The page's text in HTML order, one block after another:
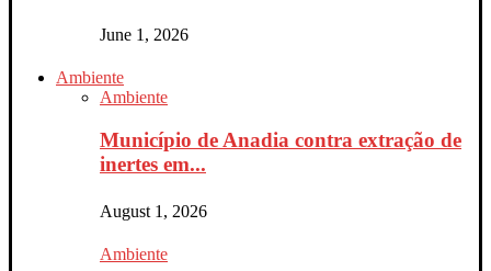
June 1, 2026
Ambiente
Ambiente
Município de Anadia contra extração de
inertes em...
August 1, 2026
Ambiente